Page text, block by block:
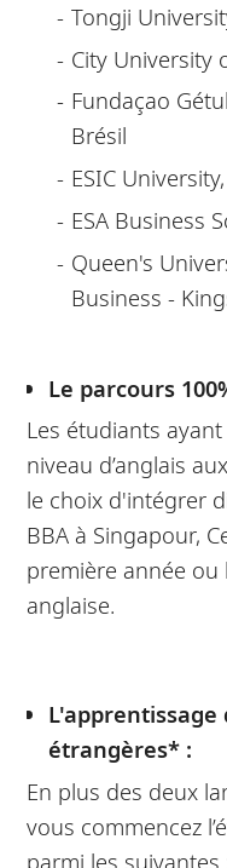
Tongji
City University
Fundaçao
Brésil
ESIC
ESA Business
Queen's
Business -
Le parcours
Les étudiants
niveau d’anglais
le choix d'intégrer
BBA à Singapour,
première année ou
anglaise.
étrangères* :
En plus des deux
vous commencez
parmi les